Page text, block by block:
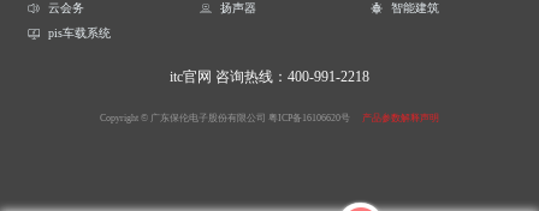
云会务
扬声器
智能建筑
pis车载系统
itc官网 咨询热线：400-991-2218
Copyright © 广东保伦电子股份有限公司 粤ICP备16106620号 产品参数解释声明